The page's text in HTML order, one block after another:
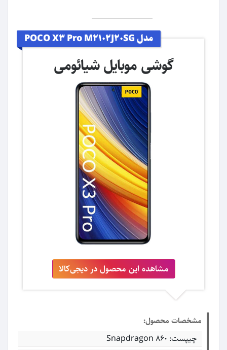
مدل POCO X3 Pro M2102J20SG
گوشی موبایل شیائومی
مشاهده این محصول در دیجی‌کالا
مشخصات محصول:
چیپست: Snapdragon 860